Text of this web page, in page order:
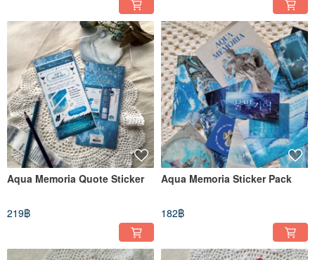
Aqua Memoria Quote Sticker
219฿
Aqua Memoria Sticker Pack
182฿